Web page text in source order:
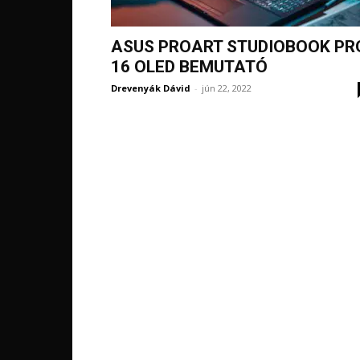
ASUS PROART STUDIOBOOK
16 OLED BEMUTATÓ
Drevenyák Dávid - jún 22, 2022